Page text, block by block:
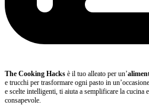
The Cooking Hacks è il tuo alleato per un’
e trucchi per trasformare ogni pasto in
e scelte intelligenti, ti aiuta a semplificare la cucina
consapevole.